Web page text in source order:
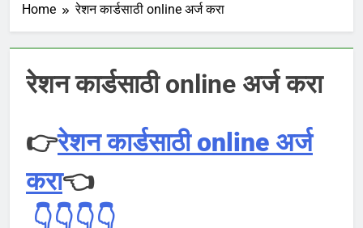
Home रेशन कार्डसाठी online अर्ज करा
रेशन कार्डसाठी online अर्ज करा
👉रेशन कार्डसाठी online अर्ज
करा👈
👇👇👇👇